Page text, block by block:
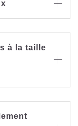

à la taille
